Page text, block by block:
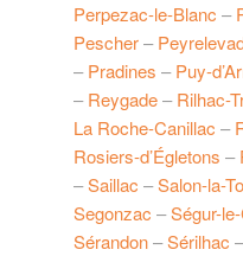
Perpezac-le-Blanc –
Pescher–
–Pradines –Puy-
–Reygade–Rilhac-
La Roche-Canillac –
Rosiers-d’Égletons –
–Saillac –Salon-la-
Segonzac –Ségur-
Sérandon–Sérilhac